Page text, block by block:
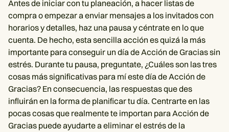
Antes de iniciar con tu planeación, a hacer listas de
compra o empezar a enviar mensajes a los invitados con
horarios y detalles, haz una pausa y céntrate en lo que
cuenta. De hecho, esta sencilla acción es quizá la más
importante para conseguir un día de Acción de Gracias sin
estrés. Durante tu pausa, preguntate, ¿Cuáles son las tres
cosas más significativas para mí este día de Acción de
Gracias? En consecuencia, las respuestas que des
influirán en la forma de planificar tu día. Centrarte en las
pocas cosas que realmente te importan para Acción de
Gracias puede ayudarte a eliminar el estrés de la